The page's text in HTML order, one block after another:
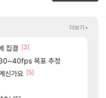
올리자 [88]
냐 ㅅㅅㅅ
더보기+
집결
[3]
30~40fps 목표 추정
신가요 [5]